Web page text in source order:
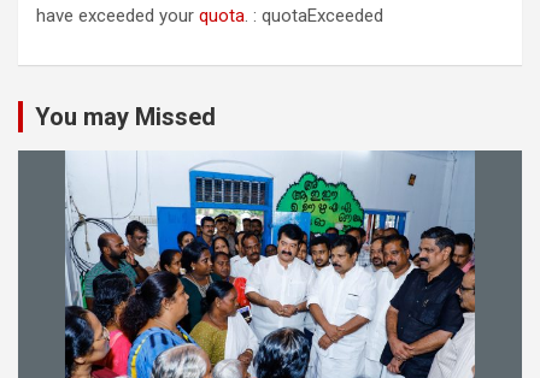
have exceeded your quota. : quotaExceeded
You may Missed